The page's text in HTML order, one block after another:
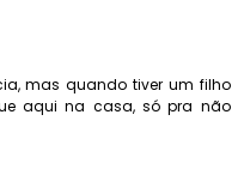
mas quando tiver um filho
aqui na casa, só pra não